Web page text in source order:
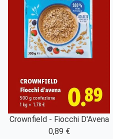
Crownfield - Fiocchi D'Avena
0,89 €